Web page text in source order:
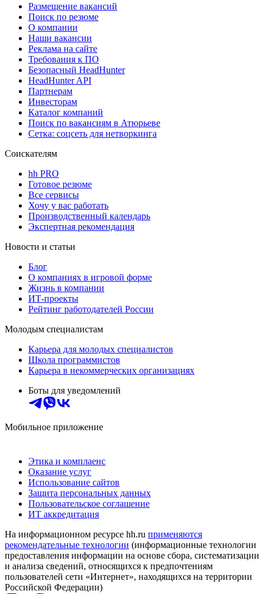
Размещение вакансий
Поиск по резюме
О компании
Наши вакансии
Реклама на сайте
Требования к ПО
Безопасный HeadHunter
HeadHunter API
Партнерам
Инвесторам
Каталог компаний
Поиск по вакансиям в Атюрьеве
Сетка: соцсеть для нетворкинга
Соискателям
hh PRO
Готовое резюме
Все сервисы
Хочу у вас работать
Производственный календарь
Экспертная рекомендация
Новости и статьи
Блог
О компаниях в игровой форме
Жизнь в компании
ИТ-проекты
Рейтинг работодателей России
Молодым специалистам
Карьера для молодых специалистов
Школа программистов
Карьера в некоммерческих организациях
Боты для уведомлений
Мобильное приложение
Этика и комплаенс
Оказание услуг
Использование сайтов
Защита персональных данных
Пользовательское соглашение
ИТ аккредитация
На информационном ресурсе hh.ru применяются
рекомендательные технологии (информационные технологии
предоставления информации на основе сбора, систематизации
и анализа сведений, относящихся к предпочтениям
пользователей сети «Интернет», находящихся на территории
Российской Федерации)